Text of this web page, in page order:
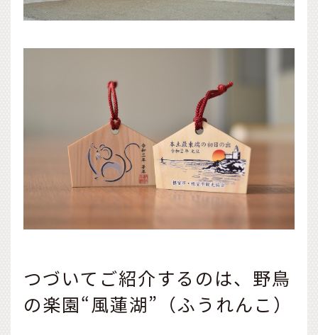
つづいてご紹介するのは、野鳥
の楽園“風蓮湖”（ふうれんこ）